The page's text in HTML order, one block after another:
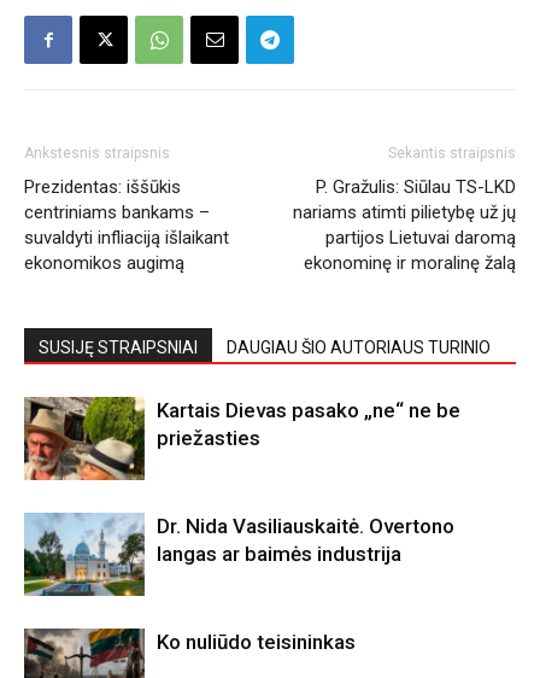
Ankstesnis straipsnis
Prezidentas: iššūkis
centriniams bankams –
suvaldyti infliaciją išlaikant
ekonomikos augimą
Sekantis straipsnis
P. Gražulis: Siūlau TS-LKD
nariams atimti pilietybę už jų
partijos Lietuvai daromą
ekonominę ir moralinę žalą
SUSIJĘ STRAIPSNIAI DAUGIAU ŠIO AUTORIAUS TURINIO
Kartais Dievas pasako „ne“ ne be
priežasties
Dr. Nida Vasiliauskaitė. Overtono
langas ar baimės industrija
Ko nuliūdo teisininkas